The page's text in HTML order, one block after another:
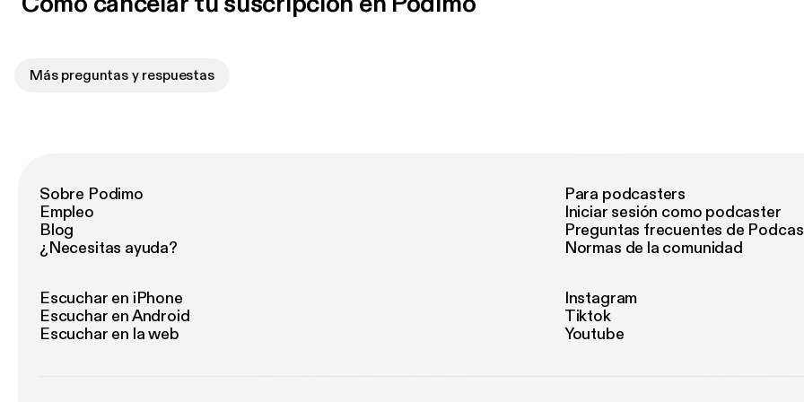
Más preguntas y respuestas
Sobre Podimo
Empleo
Blog
¿Necesitas ayuda?
Para podcasters
Iniciar sesión como podcaster
Preguntas frecuentes de
Normas de la comunidad
Escuchar en iPhone
Escuchar en Android
Escuchar en la web
Instagram
Tiktok
Youtube